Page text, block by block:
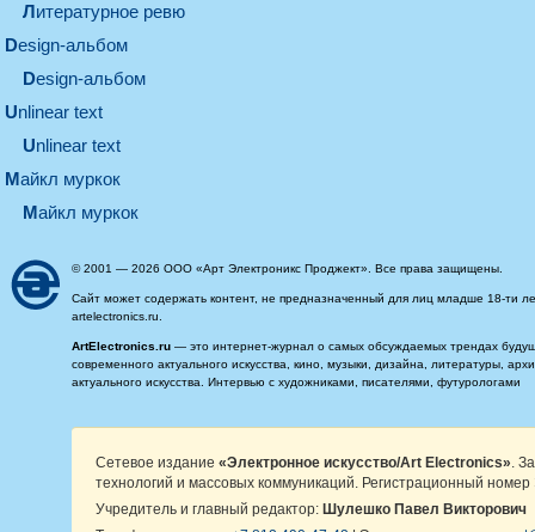
литературное ревю
design-альбом
design-альбом
unlinear text
Unlinear text
майкл муркок
майкл муркок
© 2001 — 2026 ООО «Арт Электроникс Проджект». Все права защищены.
Сайт может содержать контент, не предназначенный для лиц младше 18-ти
artelectronics.ru.
ArtElectronics.ru — это интернет-журнал о самых обсуждаемых трендах
современного актуального искусства, кино, музыки, дизайна, литературы,
актуального искусства. Интервью с художниками, писателями, футурологами
Сетевое издание «Электронное искусство/Art Electronics» .
технологий и массовых коммуникаций. Регистрационный
Учредитель и главный редактор: Шулешко Павел Викторович